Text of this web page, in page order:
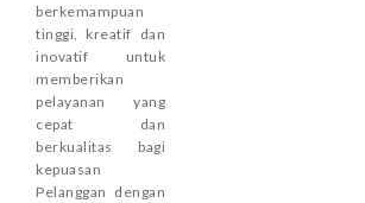
berkemampuan
tinggi, kreatif dan
inovatif untuk
memberikan
pelayanan yang
cepat dan
berkualitas bagi
kepuasan
Pelanggan dengan